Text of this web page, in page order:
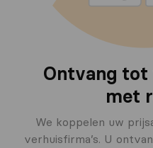
Ontvang tot
met
We koppelen uw
verhuisfirma’s. U